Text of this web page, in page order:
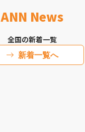
ANN News
全国の新着一覧
新着一覧へ